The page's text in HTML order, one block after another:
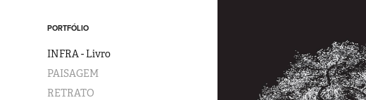
PORTFÓLIO
INFRA - Livro
PAISAGEM
RETRATO